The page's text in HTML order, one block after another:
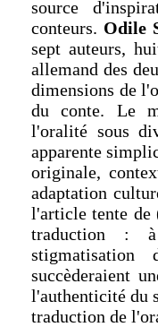
source
conteurs. Odile
sept auteurs,
allemand des
dimensions de
du conte. Le
l'oralité sous
apparente
originale,
adaptation
l'article tente de
traduction : à
succèderaient
l'authenticité du
traduction de